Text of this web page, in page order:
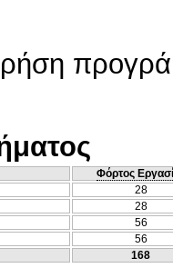
Φόρτος
28
28
56
56
168